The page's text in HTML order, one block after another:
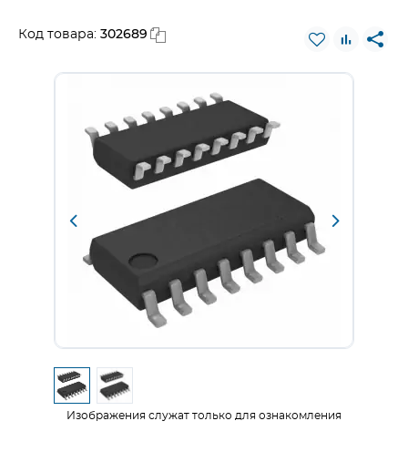
Код товара: 302689
Изображения служат только для ознакомления